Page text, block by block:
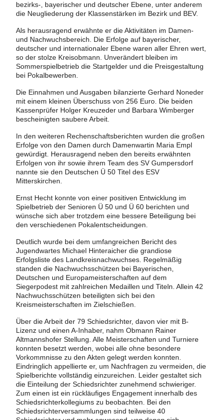
bezirks-, bayerischer und deutscher Ebene, unter anderem
die Neugliederung der Klassenstärken im Bezirk und BEV.
Als herausragend erwähnte er die Aktivitäten im Damen-
und Nachwuchsbereich. Die Erfolge auf bayerischer,
deutscher und internationaler Ebene waren aller Ehren wert,
so der stolze Kreisobmann. Unverändert bleiben im
Sommerspielbetrieb die Startgelder und die Preisgestaltung
bei Pokalbewerben.
Die Einnahmen und Ausgaben bilanzierte Gerhard Noneder
mit einem kleinen Überschuss von 256 Euro. Die beiden
Kassenprüfer Holger Kreuzeder und Barbara Wimberger
bescheinigten saubere Arbeit.
In den weiteren Rechenschaftsberichten wurden die großen
Erfolge von den Damen durch Damenwartin Maria Empl
gewürdigt. Herausragend neben den bereits erwähnten
Erfolgen von ihr sowie ihrem Team des SV Gumpersdorf
nannte sie den Deutschen Ü 50 Titel des ESV
Mitterskirchen.
Ernst Hecht konnte von einer positiven Entwicklung im
Spielbetrieb der Senioren Ü 50 und Ü 60 berichten und
wünsche sich aber trotzdem eine bessere Beteiligung bei
den verschiedenen Pokalentscheidungen.
Deutlich wurde bei dem umfangreichen Bericht des
Jugendwartes Michael Hinteraicher die grandiose
Erfolgsliste des Landkreisnachwuchses. Regelmäßig
standen die Nachwuchsschützen bei Bayerischen,
Deutschen und Europameisterschaften auf dem
Siegerpodest mit zahlreichen Medaillen und Titeln. Allein 42
Nachwuchsschützen beteiligten sich bei den
Kreismeisterschaften im Zielschießen.
Über die Arbeit der 79 Schiedsrichter, davon vier mit B-
Lizenz und einen A-Inhaber, nahm Obmann Rainer
Altmannshofer Stellung. Alle Meisterschaften und Turniere
konnten besetzt werden, wobei alle ohne besondere
Vorkommnisse zu den Akten gelegt werden konnten.
Eindringlich appellierte er, um Nachfragen zu vermeiden, die
Spielberichte vollständig einzureichen. Leider gestaltet sich
die Einteilung der Schiedsrichter zunehmend schwieriger.
Zum einen ist ein rückläufiges Engagement innerhalb des
Schiedsrichterkollegiums zu beobachten. Bei den
Schiedsrichterversammlungen sind teilweise 40